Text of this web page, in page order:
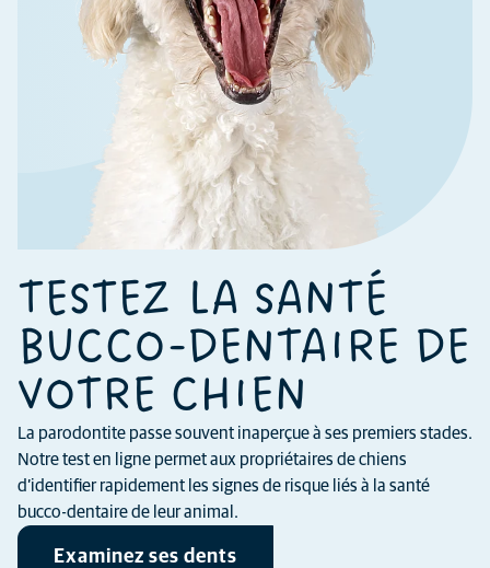
TESTEZ LA SANTÉ
BUCCO-DENTAIRE DE
VOTRE CHIEN
La parodontite passe souvent inaperçue à ses premiers stades.
Notre test en ligne permet aux propriétaires de chiens
d’identifier rapidement les signes de risque liés à la santé
bucco-dentaire de leur animal.
Examinez ses dents